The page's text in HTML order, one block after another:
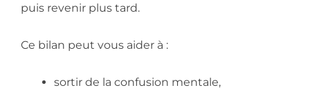
puis revenir plus tard.
Ce bilan peut vous aider à :
sortir de la confusion mentale,